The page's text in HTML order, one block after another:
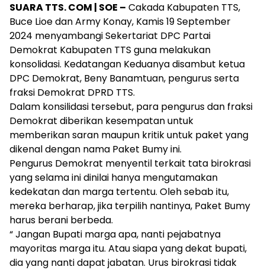
SUARA TTS. COM | SOE – Cakada Kabupaten TTS,
Buce Lioe dan Army Konay, Kamis 19 September
2024 menyambangi Sekertariat DPC Partai
Demokrat Kabupaten TTS guna melakukan
konsolidasi. Kedatangan Keduanya disambut ketua
DPC Demokrat, Beny Banamtuan, pengurus serta
fraksi Demokrat DPRD TTS.
Dalam konsilidasi tersebut, para pengurus dan fraksi
Demokrat diberikan kesempatan untuk
memberikan saran maupun kritik untuk paket yang
dikenal dengan nama Paket Bumy ini.
Pengurus Demokrat menyentil terkait tata birokrasi
yang selama ini dinilai hanya mengutamakan
kedekatan dan marga tertentu. Oleh sebab itu,
mereka berharap, jika terpilih nantinya, Paket Bumy
harus berani berbeda.
“ Jangan Bupati marga apa, nanti pejabatnya
mayoritas marga itu. Atau siapa yang dekat bupati,
dia yang nanti dapat jabatan. Urus birokrasi tidak